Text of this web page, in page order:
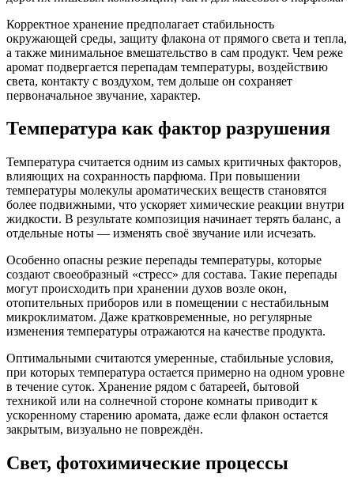
Корректное хранение предполагает стабильность
окружающей среды, защиту флакона от прямого света и тепла,
а также минимальное вмешательство в сам продукт. Чем реже
аромат подвергается перепадам температуры, воздействию
света, контакту с воздухом, тем дольше он сохраняет
первоначальное звучание, характер.
Температура как фактор разрушения
Температура считается одним из самых критичных факторов,
влияющих на сохранность парфюма. При повышении
температуры молекулы ароматических веществ становятся
более подвижными, что ускоряет химические реакции внутри
жидкости. В результате композиция начинает терять баланс, а
отдельные ноты — изменять своё звучание или исчезать.
Особенно опасны резкие перепады температуры, которые
создают своеобразный «стресс» для состава. Такие перепады
могут происходить при хранении духов возле окон,
отопительных приборов или в помещении с нестабильным
микроклиматом. Даже кратковременные, но регулярные
изменения температуры отражаются на качестве продукта.
Оптимальными считаются умеренные, стабильные условия,
при которых температура остается примерно на одном уровне
в течение суток. Хранение рядом с батареей, бытовой
техникой или на солнечной стороне комнаты приводит к
ускоренному старению аромата, даже если флакон остается
закрытым, визуально не повреждён.
Свет, фотохимические процессы